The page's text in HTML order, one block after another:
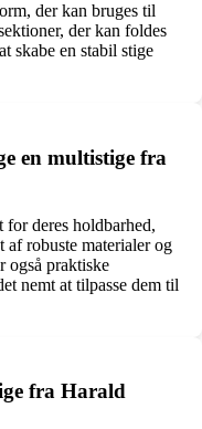
der kan bruges til
der kan foldes
skabe en stabil stige
en multistige fra
deres holdbarhed,
robuste materialer og
også praktiske
nemt at tilpasse dem til
fra Harald